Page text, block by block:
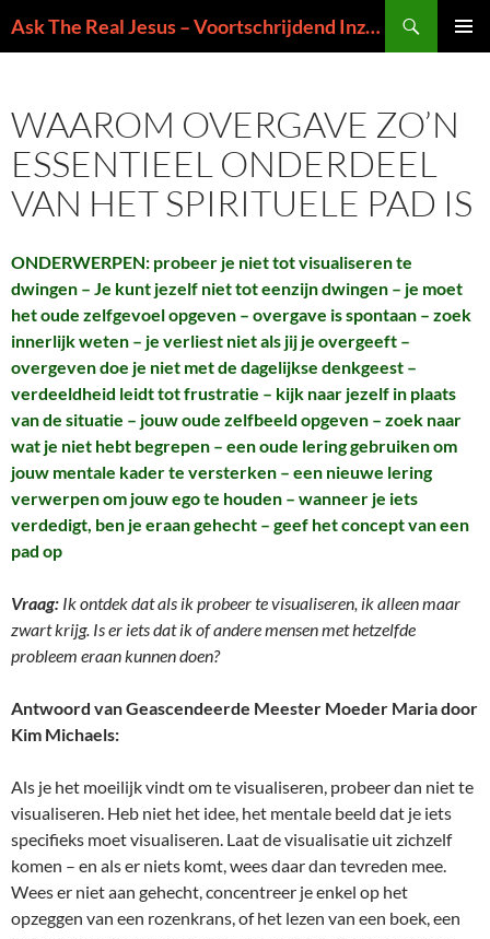
naar
Ask The Real Jesus – Voortschrijdend Inzicht in de Zin van het Leven
WAAROM OVERGAVE ZO’N
ESSENTIEEL ONDERDEEL
VAN HET SPIRITUELE PAD IS
ONDERWERPEN: probeer je niet tot visualiseren te
dwingen – Je kunt jezelf niet tot eenzijn dwingen – je moet
het oude zelfgevoel opgeven – overgave is spontaan – zoek
innerlijk weten – je verliest niet als jij je overgeeft –
overgeven doe je niet met de dagelijkse denkgeest –
verdeeldheid leidt tot frustratie – kijk naar jezelf in plaats
van de situatie – jouw oude zelfbeeld opgeven – zoek naar
wat je niet hebt begrepen – een oude lering gebruiken om
jouw mentale kader te versterken – een nieuwe lering
verwerpen om jouw ego te houden – wanneer je iets
verdedigt, ben je eraan gehecht – geef het concept van een
pad op
Vraag: Ik ontdek dat als ik probeer te visualiseren, ik alleen maar
zwart krijg. Is er iets dat ik of andere mensen met hetzelfde
probleem eraan kunnen doen?
Antwoord van Geascendeerde Meester Moeder Maria door
Kim Michaels:
Als je het moeilijk vindt om te visualiseren, probeer dan niet te
visualiseren. Heb niet het idee, het mentale beeld dat je iets
specifieks moet visualiseren. Laat de visualisatie uit zichzelf
komen – en als er niets komt, wees daar dan tevreden mee.
Wees er niet aan gehecht, concentreer je enkel op het
opzeggen van een rozenkrans, of het lezen van een boek, een